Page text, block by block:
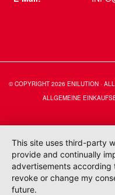
© COPYRIGHT 2026 ENILUTION ·
ALLGEMEINE
This site uses third-party
provide and continually
advertisements according
revoke or change my
future.